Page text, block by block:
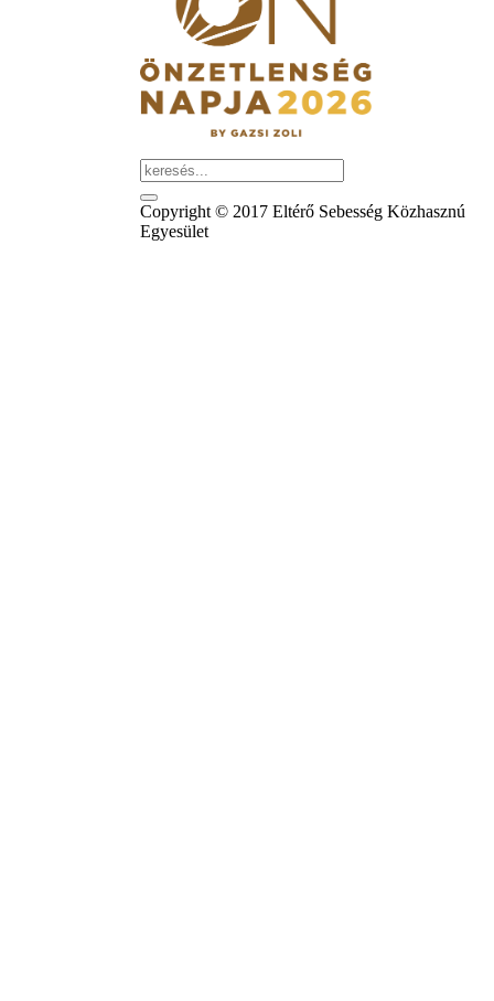
Copyright © 2017 Eltérő Sebesség Közhasznú
Egyesület